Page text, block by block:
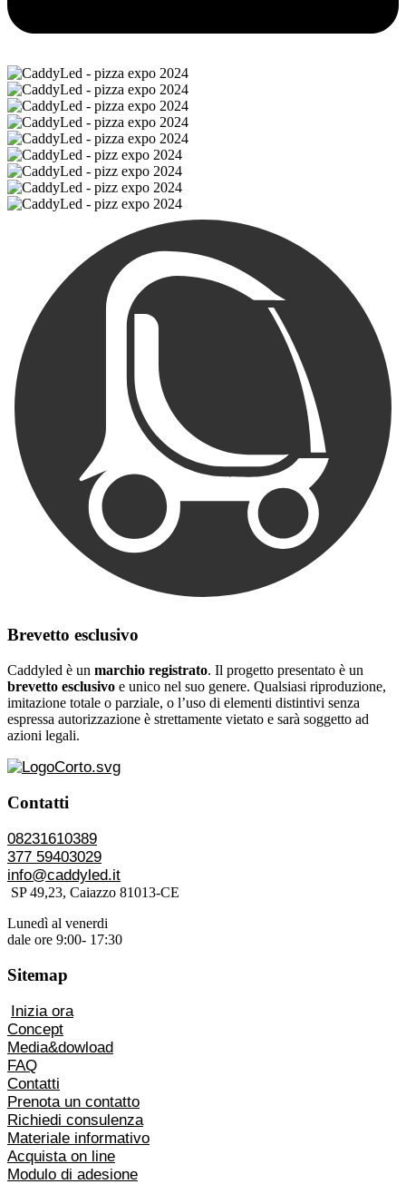
Brevetto esclusivo
Caddyled è un marchio registrato. Il progetto presentato è un
brevetto esclusivo e unico nel suo genere. Qualsiasi riproduzione,
imitazione totale o parziale, o l’uso di elementi distintivi senza
espressa autorizzazione è strettamente vietato e sarà soggetto ad
azioni legali.
Contatti
08231610389
377 59403029
info@caddyled.it
SP 49,23, Caiazzo 81013-CE
Lunedì al venerdi
dale ore 9:00- 17:30
Sitemap
Inizia ora
Concept
Media&dowload
FAQ
Contatti
Prenota un contatto
Richiedi consulenza
Materiale informativo
Acquista on line
Modulo di adesione